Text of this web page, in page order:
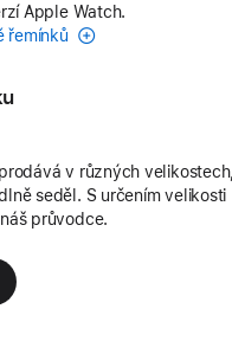
Apple Watch.
řemínků
v různých velikostech,
seděl. S určením velikosti
průvodce.